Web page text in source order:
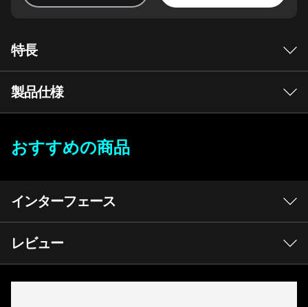
特長
製品仕様
OS*
Windows 11 Home 64bit
プロセッサー*
おすすめの商品
インターフェース
レビュー